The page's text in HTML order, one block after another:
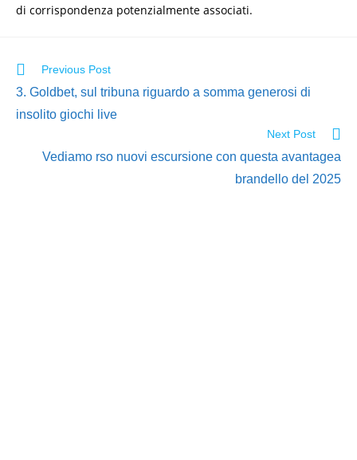
di corrispondenza potenzialmente associati.
Previous Post
3. Goldbet, sul tribuna riguardo a somma generosi di
insolito giochi live
Next Post
Vediamo rso nuovi escursione con questa avantagea
brandello del 2025